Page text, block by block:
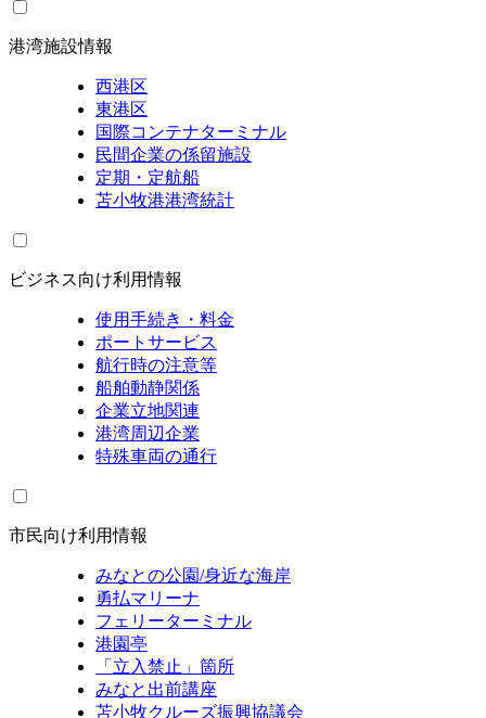
港湾施設情報
西港区
東港区
国際コンテナターミナル
民間企業の係留施設
定期・定航船
苫小牧港港湾統計
ビジネス向け利用情報
使用手続き・料金
ポートサービス
航行時の注意等
船舶動静関係
企業立地関連
港湾周辺企業
特殊車両の通行
市民向け利用情報
みなとの公園/身近な海岸
勇払マリーナ
フェリーターミナル
港園亭
「立入禁止」箇所
みなと出前講座
苫小牧クルーズ振興協議会